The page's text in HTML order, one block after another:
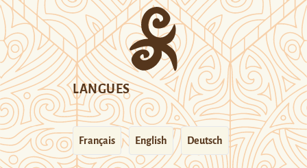
LANGUES
Français English Deutsch